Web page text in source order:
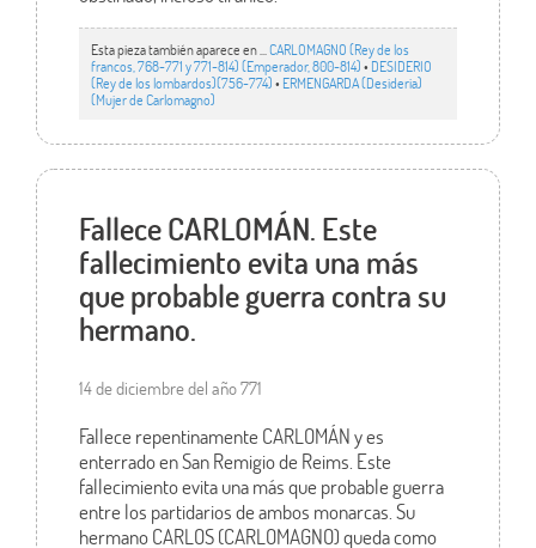
Esta pieza también aparece en ... CARLOMAGNO (Rey de los
francos, 768-771 y 771-814) (Emperador, 800-814)•DESIDERIO
(Rey de los lombardos)(756-774)• ERMENGARDA (Desideria)
(Mujer de Carlomagno)
Fallece CARLOMÁN. Este
fallecimiento evita una más
que probable guerra contra su
hermano.
14 de diciembre del año 771
Fallece repentinamente CARLOMÁN y es
enterrado en San Remigio de Reims. Este
fallecimiento evita una más que probable guerra
entre los partidarios de ambos monarcas. Su
hermano CARLOS (CARLOMAGNO) queda como